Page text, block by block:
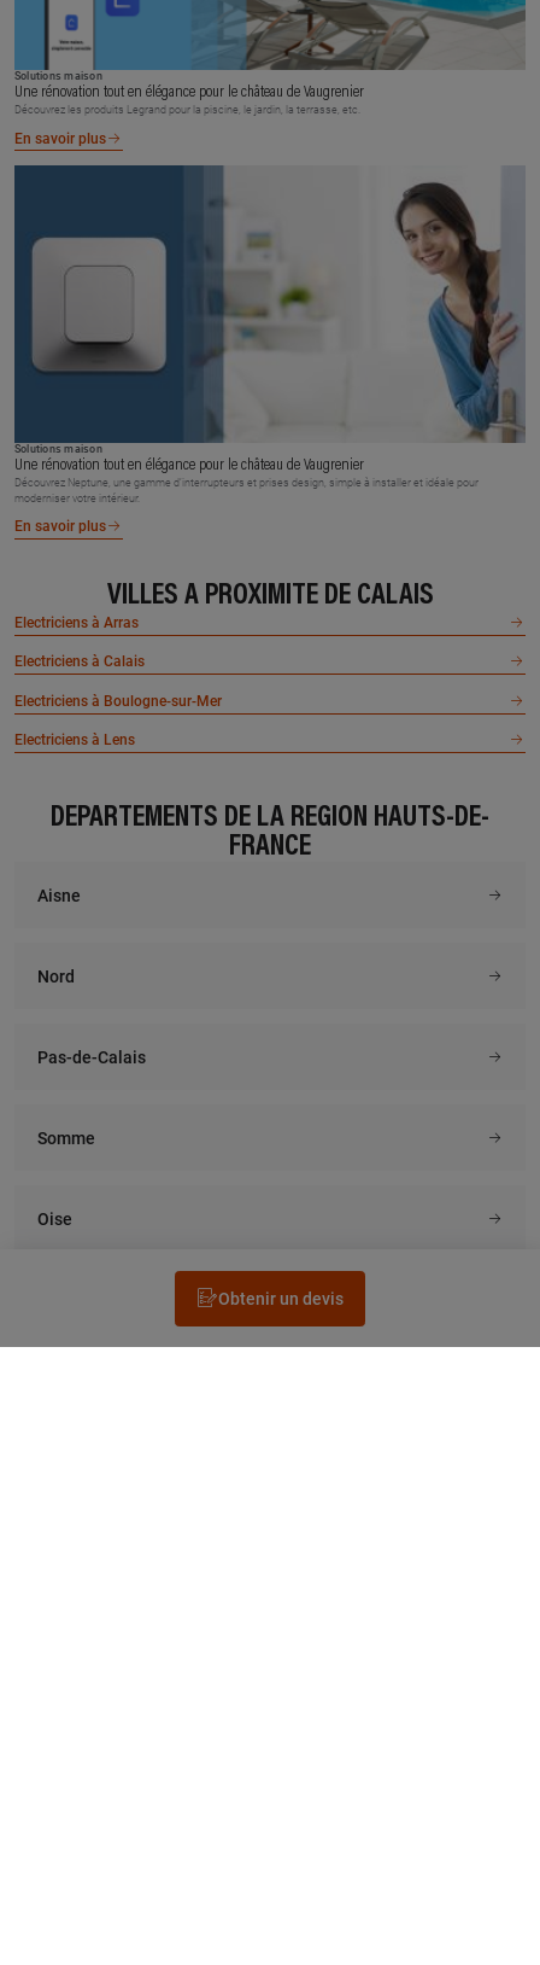
Obtenir un devis
Solutions maison
Une rénovation tout en élégance pour le château de Vaugrenier
Découvrez les produits Legrand pour la piscine, le jardin, la terrasse, etc.
En savoir plus
Solutions maison
Une rénovation tout en élégance pour le château de Vaugrenier
Découvrez Neptune, une gamme d’interrupteurs et prises design, simple à installer et idéale pour
moderniser votre intérieur.
En savoir plus
VILLES À PROXIMITÉ DE CALAIS
Electriciens à Arras
Electriciens à Calais
Electriciens à Boulogne-sur-Mer
Electriciens à Lens
DÉPARTEMENTS DE LA RÉGION HAUTS-DE-
FRANCE
Aisne
Nord
Pas-de-Calais
Somme
Oise